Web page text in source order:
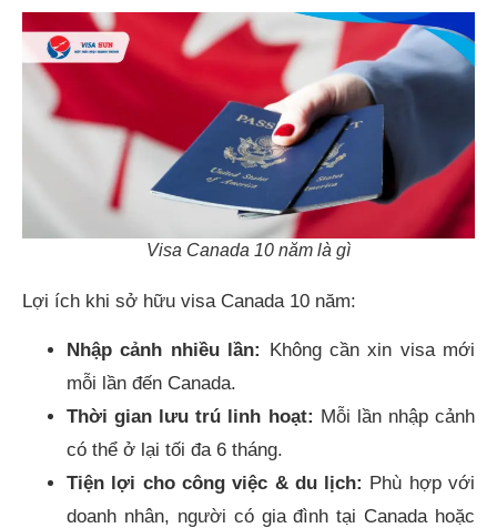
Visa Canada 10 năm là gì
Lợi ích khi sở hữu visa Canada 10 năm:
Nhập cảnh nhiều lần: Không cần xin visa mới
mỗi lần đến Canada.
Thời gian lưu trú linh hoạt: Mỗi lần nhập cảnh
có thể ở lại tối đa 6 tháng.
Tiện lợi cho công việc & du lịch: Phù hợp với
doanh nhân, người có gia đình tại Canada hoặc